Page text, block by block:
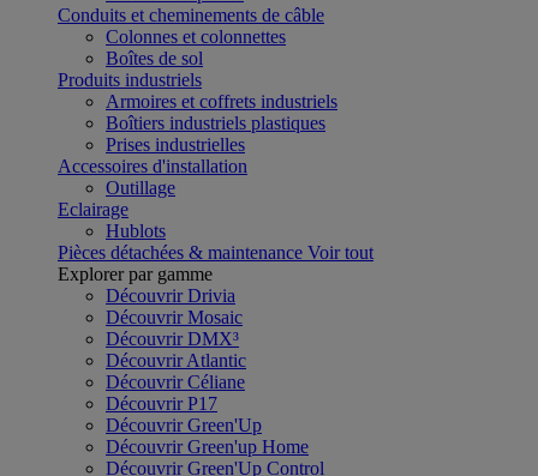
Conduits et cheminements de câble
Colonnes et colonnettes
Boîtes de sol
Produits industriels
Armoires et coffrets industriels
Boîtiers industriels plastiques
Prises industrielles
Accessoires d'installation
Outillage
Eclairage
Hublots
Pièces détachées & maintenance Voir tout
Explorer par gamme
Découvrir Drivia
Découvrir Mosaic
Découvrir DMX³
Découvrir Atlantic
Découvrir Céliane
Découvrir P17
Découvrir Green'Up
Découvrir Green'up Home
Découvrir Green'Up Control